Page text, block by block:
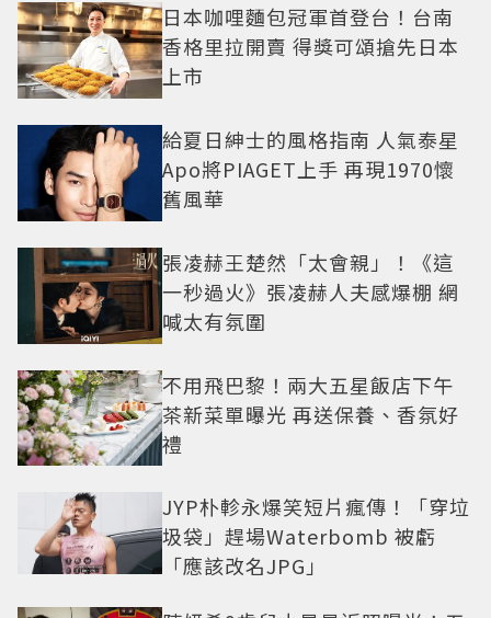
日本咖哩麵包冠軍首登台！台南
香格里拉開賣 得獎可頌搶先日本
上市
給夏日紳士的風格指南 人氣泰星
Apo將PIAGET上手 再現1970懷
舊風華
張凌赫王楚然「太會親」！《這
一秒過火》張凌赫人夫感爆棚 網
喊太有氛圍
不用飛巴黎！兩大五星飯店下午
茶新菜單曝光 再送保養、香氛好
禮
JYP朴軫永爆笑短片瘋傳！「穿垃
圾袋」趕場Waterbomb 被虧
「應該改名JPG」